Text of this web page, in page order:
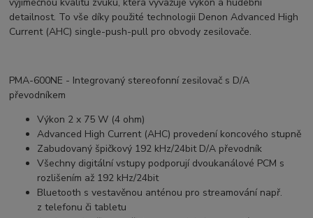
detailnost. To vše díky použité technologii Denon Advanced High
Current (AHC) single-push-pull pro obvody zesilovače.
PMA-600NE - Integrovaný stereofonní zesilovač s D/A
převodníkem
Výkon 2 x 75 W (4 ohm)
Advanced High Current (AHC) provedení koncového stupně
Zabudovaný špičkový 192 kHz/24bit D/A převodník
Všechny digitální vstupy podporují dvoukanálové PCM s
rozlišením až 192 kHz/24bit
Bluetooth s vestavěnou anténou pro streamování např.
z telefonu či tabletu